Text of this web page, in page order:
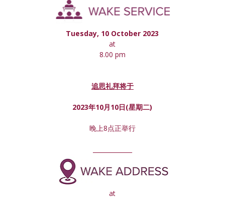
Tuesday, 10 October 2023
at
8.00 pm
追思礼拜将于
2023年10月10日(星期二)
晚上8点正举行
at